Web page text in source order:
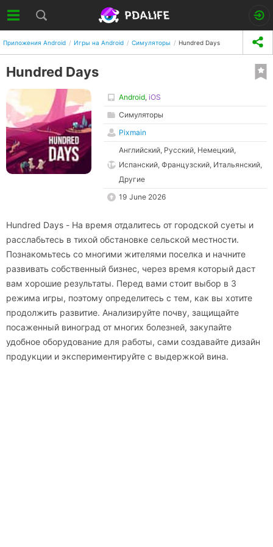
Приложения Android Игры на Android Симуляторы Hundred Days
Hundred Days
Android, iOS
Симуляторы
Pixmain
Английский, Русский, Немецкий,
Испанский, Французский, Итальянский,
Другие
19 June 2026
Hundred Days - На время отдалитесь от городской суеты и
расслабьтесь в тихой обстановке сельской местности.
Познакомьтесь со многими жителями поселка и начните
развивать собственный бизнес, через время который даст
вам хорошие результаты. Перед вами стоит выбор в 3
режима игры, поэтому определитесь с тем, как вы хотите
продолжить развитие. Анализируйте почву, защищайте
посаженный виноград от многих болезней, закупайте
удобное оборудование для работы, сами создавайте дизайн
продукции и экспериментируйте с выдержкой вина.